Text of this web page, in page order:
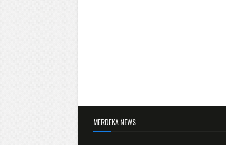
MERDEKA NEWS